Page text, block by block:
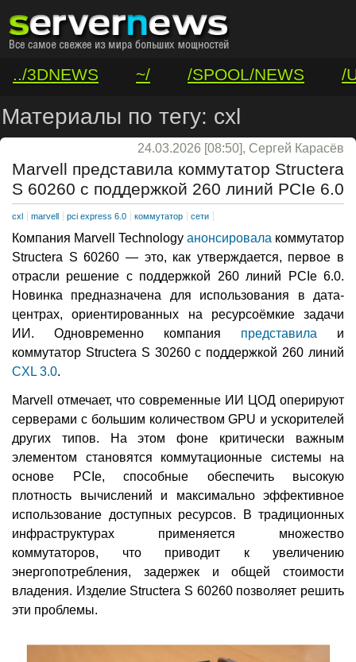
../3DNEWS ~/ /SPOOL/NEWS
/
/VAR/CONTACT
Материалы по тегу: cxl
24.03.2026 [08:50], Сергей Карасёв
Marvell представила коммутатор Structera
S 60260 с поддержкой 260 линий PCIe 6.0
cxl marvell pci express 6.0 коммутатор сети
Компания Marvell Technology анонсировала коммутатор
Structera S 60260 — это, как утверждается, первое в
отрасли решение с поддержкой 260 линий PCIe 6.0.
Новинка предназначена для использования в дата-
центрах, ориентированных на ресурсоёмкие задачи
ИИ. Одновременно компания представила и
коммутатор Structera S 30260 с поддержкой 260 линий
CXL 3.0.
Marvell отмечает, что современные ИИ ЦОД оперируют
серверами с большим количеством GPU и ускорителей
других типов. На этом фоне критически важным
элементом становятся коммутационные системы на
основе PCIe, способные обеспечить высокую
плотность вычислений и максимально эффективное
использование доступных ресурсов. В традиционных
инфраструктурах применяется множество
коммутаторов, что приводит к увеличению
энергопотребления, задержек и общей стоимости
владения. Изделие Structera S 60260 позволяет решить
эти проблемы.